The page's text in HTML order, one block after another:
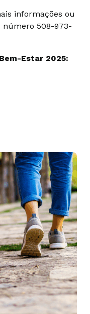
informações ou
número 508-973-
Estar 2025: